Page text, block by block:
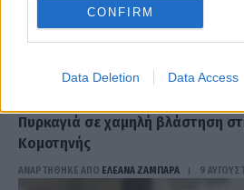
CONFIRM
Data Deletion Data Access
Πυρκαγιά σε χαμηλή βλάστηση
Κομοτηνής
ΑΝΑΡΤΗΘΗΚΕ ΑΠΟ ΕΛΕΑΝΑ ΖΑΜΠΑΡΑ 9